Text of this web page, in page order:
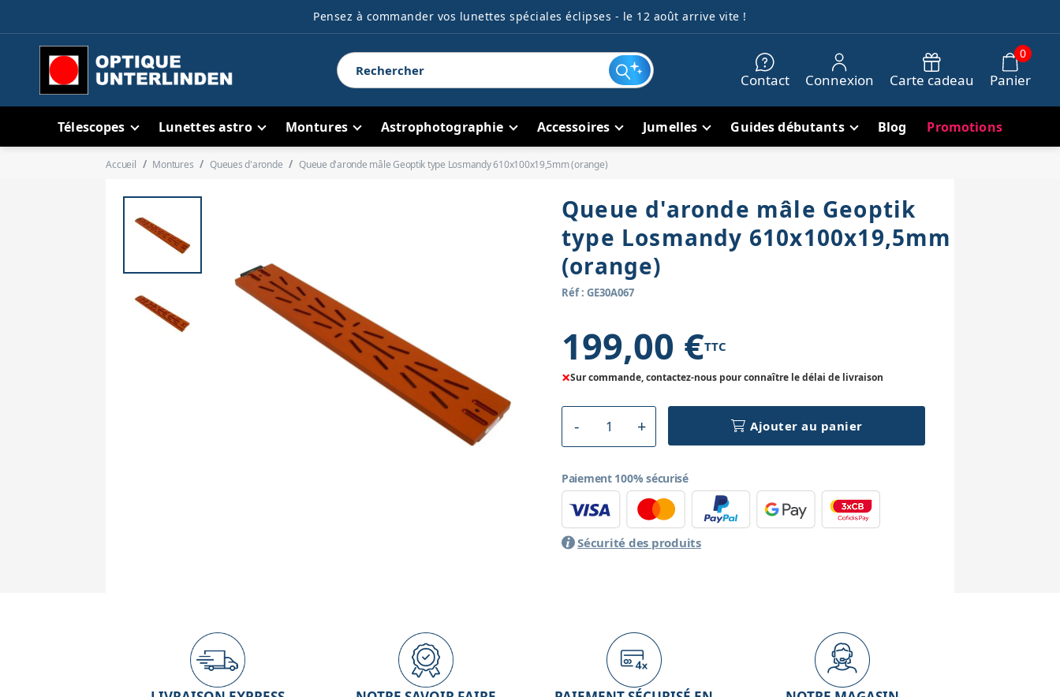
Pensez à commander vos lunettes spéciales éclipses - le 12 août arrive vite !
Contact Connexion Carte cadeau Panier
0
Télescopes Lunettes astro Montures Astrophotographie Accessoires Jumelles Guides débutants Blog Promotions
Accueil Montures Queues d'aronde Queue d'aronde mâle Geoptik type Losmandy 610x100x19,5mm (orange)
Queue d'aronde mâle Geoptik
type Losmandy 610x100x19,5mm
(orange)
Réf : GE30A067
199,00 €TTC
×Sur commande, contactez-nous pour connaître le délai de livraison
Ajouter au panier
Paiement 100% sécurisé
Sécurité des produits